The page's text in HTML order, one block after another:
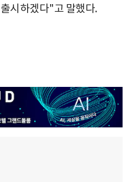
시하겠다"고 말했다.